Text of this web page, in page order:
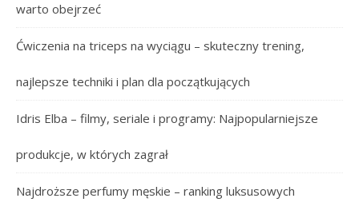
warto obejrzeć
Ćwiczenia na triceps na wyciągu – skuteczny trening,
najlepsze techniki i plan dla początkujących
Idris Elba – filmy, seriale i programy: Najpopularniejsze
produkcje, w których zagrał
Najdroższe perfumy męskie – ranking luksusowych